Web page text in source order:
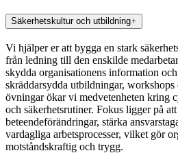
Säkerhetskultur och utbildning
Vi hjälper er att bygga en stark
från ledning till den enskilde
skydda organisationens information
skräddarsydda utbildningar, workshops
övningar ökar vi medvetenheten kring
och säkerhetsrutiner. Fokus ligger på
beteendeförändringar, stärka
vardagliga arbetsprocesser, vilket gör
motståndskraftig och trygg.